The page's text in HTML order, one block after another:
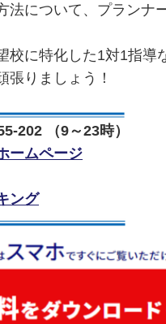
法について、プランナ
校に特化した1対1指導
張りましょう！
202 （9～23時）
ームページ
ング